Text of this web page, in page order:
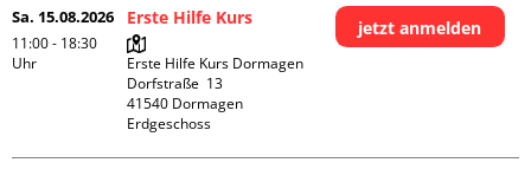
Sa. 15.08.2026
11:00 - 18:30
Uhr
Erste Hilfe Kurs
Erste Hilfe Kurs Dormagen
Dorfstraße  13
41540 Dormagen
Erdgeschoss
jetzt anmelden